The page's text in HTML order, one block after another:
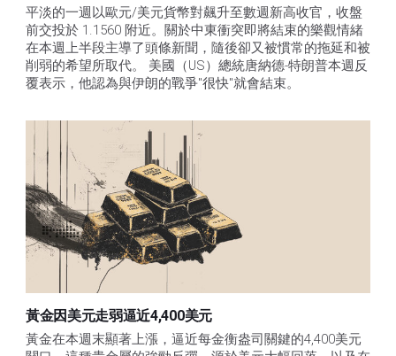
平淡的一週以歐元/美元貨幣對飆升至數週新高收官，收盤
前交投於 1.1560 附近。關於中東衝突即將結束的樂觀情緒
在本週上半段主導了頭條新聞，隨後卻又被慣常的拖延和被
削弱的希望所取代。 美國（US）總統唐納德-特朗普本週反
覆表示，他認為與伊朗的戰爭"很快"就會結束。
黃金因美元走弱逼近4,400美元
黃金在本週末顯著上漲，逼近每金衡盎司關鍵的4,400美元